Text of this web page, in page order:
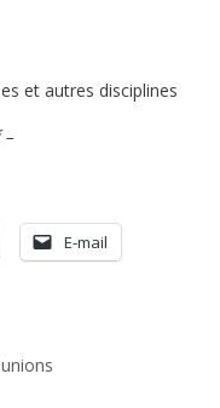
et autres disciplines
–
E-mail